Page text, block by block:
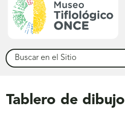
Buscar
Tablero de dibujo